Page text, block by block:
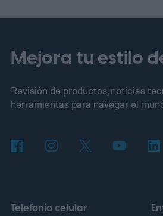
otros metales preciosos.
tentadora: bastaba con
cámara, desarmarla y
para ganar cientos de
idea tenía un brillo
Mejora tu estilo
Revisión de productos, noticias
herramientas para navegar el
Telefonía celular